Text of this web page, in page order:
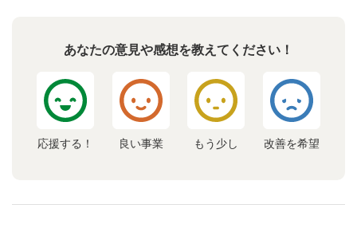
あなたの意見や感想を教えてください！
応援する！ 良い事業 もう少し 改善を希望